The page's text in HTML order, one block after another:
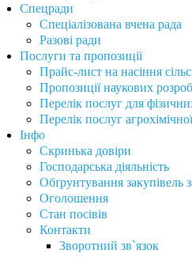
Спецради
Спеціалізована вчена рада
Разові ради
Послуги та пропозиції
Прайс-лист на насіння
Пропозиції наукових
Перелік послуг для
Перелік послуг
Інфо
Скринька довіри
Господарська діяльність
Обґрунтування закупівель
Оголошення
Стан посівів
Контакти
Зворотний зв`язок